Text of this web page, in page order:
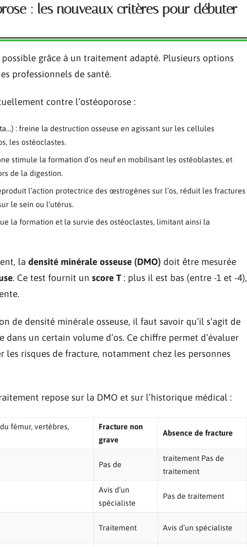
: les nouveaux critères pour débuter
grâce à un traitement adapté. Plusieurs options
professionnels de santé.
contre l’ostéoporose :
: freine la destruction osseuse en agissant sur les cellules
les ostéoclastes.
stimule la formation d’os neuf en mobilisant les ostéoblastes, et
de la digestion.
l’action protectrice des œstrogènes sur l’os, réduit les fractures
le sein ou l’utérus.
la formation et la survie des ostéoclastes, limitant ainsi la
la densité minérale osseuse (DMO) doit être mesurée
. Ce test fournit un score T: plus il est bas (entre -1 et -4),
de densité minérale osseuse, il faut savoir qu’il s’agit de
un certain volume d’os. Ce chiffre permet d’évaluer
les risques de fracture, notamment chez les personnes
repose sur la DMO et sur l’historique médical :
fémur, vertèbres,
Fracture non
grave
Absence de fracture
Pas de
traitement Pas de
traitement
Avis d’un
spécialiste
Pas de traitement
Traitement Avis d’un spécialiste